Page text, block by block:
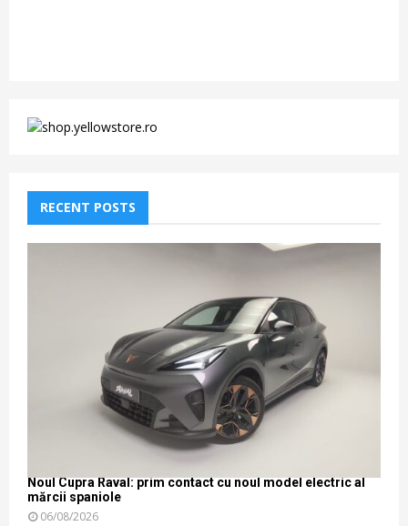
RECENT POSTS
Noul Cupra Raval: prim contact cu noul model electric al
mărcii spaniole
06/08/2026